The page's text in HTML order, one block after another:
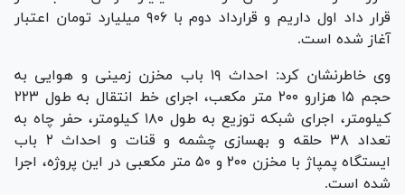
قرار داد اول داریم و قرارداد دوم با ۹۰۶ میلیارد تومان اعتبار
آغاز شده است.
وی خاطرنشان کرد: احداث ۱۹ باب مخزن زمینی و هوایی به
حجم ۱۵ هزارو ۲۰۰ متر مکعب، اجرای خط انتقال به طول ۲۲۳
کیلومتر، اجرای شبکه توزیع به طول ۱۸۰ کیلومتر، حفر چاه به
تعداد ۳۸ حلقه و بهسازی چشمه و قنات و احداث ۲ باب
ایستگاه پمپاژ با مخزن ۲۰۰ و ۵۰ متر مکعبی در این پروژه، اجرا
شده است.